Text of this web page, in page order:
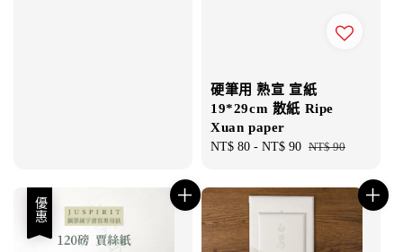
硬筆用 熟宣 宣紙
19*29cm 散紙 Ripe
Xuan paper
Sale
NT$ 80 - NT$ 90 Regular
NT$ 90
優惠